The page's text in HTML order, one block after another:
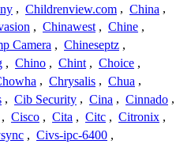
, Childrenview.com , China ,
, Chinawest , Chine ,
Camera , Chineseptz ,
, Chino , Chint , Choice ,
, Chrysalis , Chua ,
, Cib Security , Cina , Cinnado ,
, Cisco , Cita , Citc , Citronix ,
, Civs-ipc-6400 ,